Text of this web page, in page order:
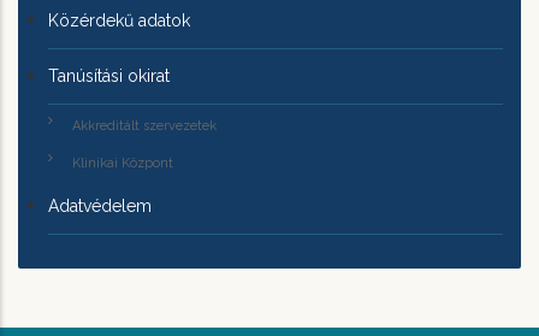
Közérdekű adatok
Tanúsítási okirat
Akkreditált szervezetek
Klinikai Központ
Adatvédelem